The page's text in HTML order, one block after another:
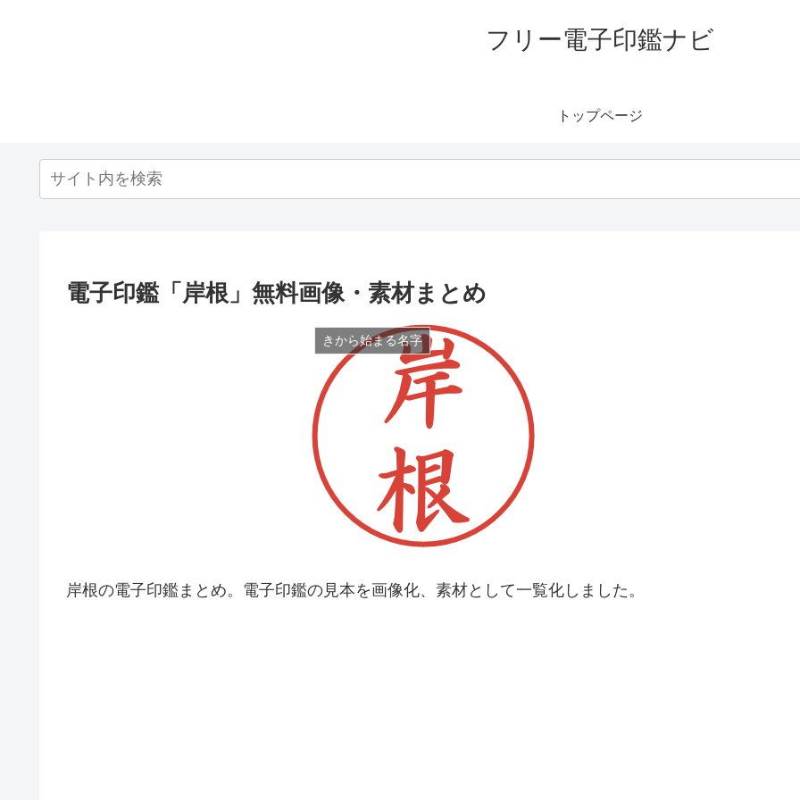
フリー電子印鑑ナビ
トップページ
電子印鑑「岸根」無料画像・素材まとめ
きから始まる名字
岸根の電子印鑑まとめ。電子印鑑の見本を画像化、素材として一覧化しました。